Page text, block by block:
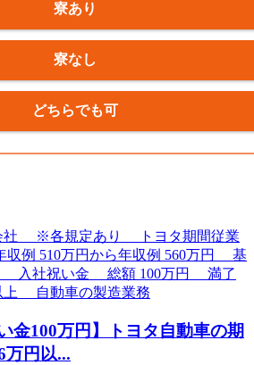
寮あり
寮なし
どちらでも可
金100万円】トヨタ自動車の期
万円以...